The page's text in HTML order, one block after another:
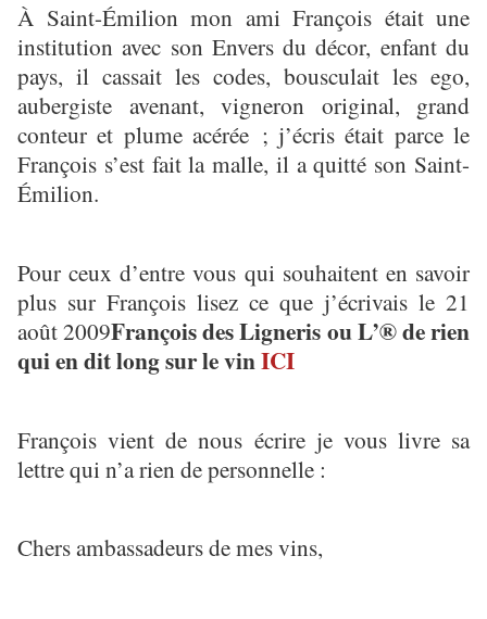
À Saint-Émilion mon ami François était une
institution avec son Envers du décor, enfant du
pays, il cassait les codes, bousculait les ego,
aubergiste avenant, vigneron original, grand
conteur et plume acérée ; j’écris était parce le
François s’est fait la malle, il a quitté son Saint-
Émilion.
Pour ceux d’entre vous qui souhaitent en savoir
plus sur François lisez ce que j’écrivais le 21
août 2009François des Ligneris ou L’® de rien
qui en dit long sur le vinICI
François vient de nous écrire je vous livre sa
lettre qui n’a rien de personnelle :
Chers ambassadeurs de mes vins,